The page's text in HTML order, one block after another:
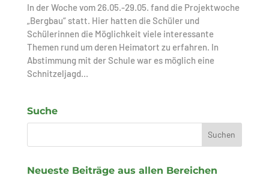
In der Woche vom 26.05.-29.05. fand die Projektwoche
„Bergbau“ statt. Hier hatten die Schüler und
Schülerinnen die Möglichkeit viele interessante
Themen rund um deren Heimatort zu erfahren. In
Abstimmung mit der Schule war es möglich eine
Schnitzeljagd...
Suche
Neueste Beiträge aus allen Bereichen